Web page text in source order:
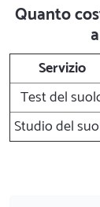
Quanto
Servizio
Test del
Studio del